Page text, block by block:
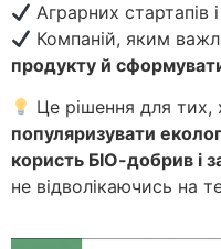
Аграрних стартапів
Компаній, яким
продукту й
Це рішення для тих,
популяризувати
користь БІО-добрив і
не відволікаючись на